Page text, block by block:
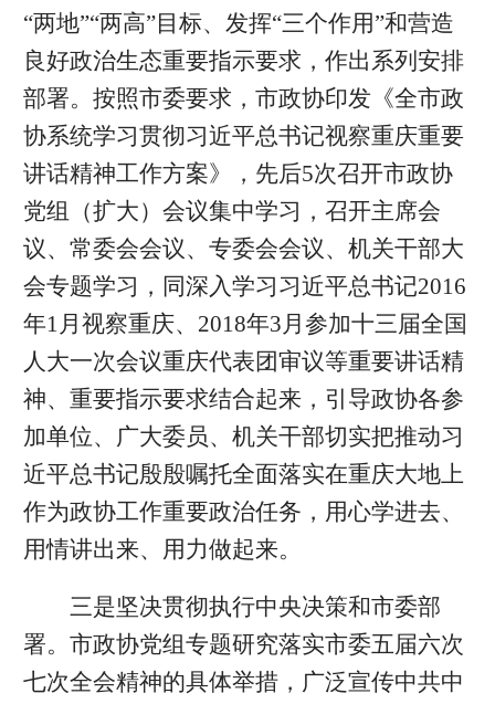
“两地”“两高”目标、发挥“三个作用”和营造
良好政治生态重要指示要求，作出系列安排
部署。按照市委要求，市政协印发《全市政
协系统学习贯彻习近平总书记视察重庆重要
讲话精神工作方案》，先后5次召开市政协
党组（扩大）会议集中学习，召开主席会
议、常委会会议、专委会会议、机关干部大
会专题学习，同深入学习习近平总书记2016
年1月视察重庆、2018年3月参加十三届全国
人大一次会议重庆代表团审议等重要讲话精
神、重要指示要求结合起来，引导政协各参
加单位、广大委员、机关干部切实把推动习
近平总书记殷殷嘱托全面落实在重庆大地上
作为政协工作重要政治任务，用心学进去、
用情讲出来、用力做起来。
三是坚决贯彻执行中央决策和市委部
署。市政协党组专题研究落实市委五届六次
七次全会精神的具体举措，广泛宣传中共中